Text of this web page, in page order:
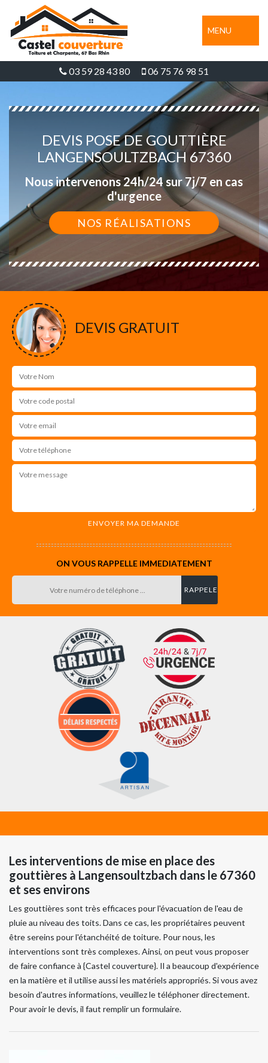
MENU
03 59 28 43 80 06 75 76 98 51
DEVIS POSE DE GOUTTIÈRE
LANGENSOULTZBACH 67360
Nous intervenons 24h/24 sur 7j/7 en cas
d'urgence
NOS RÉALISATIONS
DEVIS GRATUIT
ON VOUS RAPPELLE IMMEDIATEMENT
Les interventions de mise en place des
gouttières à Langensoultzbach dans le 67360
et ses environs
Les gouttières sont très efficaces pour l'évacuation de l'eau de
pluie au niveau des toits. Dans ce cas, les propriétaires peuvent
être sereins pour l'étanchéité de toiture. Pour nous, les
interventions sont très complexes. Ainsi, on peut vous proposer
de faire confiance à {Castel couverture}. Il a beaucoup d'expérience
en la matière et il utilise aussi les matériels appropriés. Si vous avez
besoin d'autres informations, veuillez le téléphoner directement.
Pour avoir le devis, il faut remplir un formulaire.